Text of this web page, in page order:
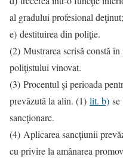
al gradului profesional deţinut;
e) destituirea din poliţie.
(2) Mustrarea scrisă constă
poliţistului vinovat.
(3) Procentul şi perioada
prevăzută la alin. (1) lit. b)
sancţionare.
(4) Aplicarea sancţiunii
cu privire la amânarea